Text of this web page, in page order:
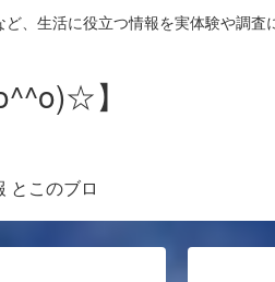
生活に役立つ情報を実体験や調査
】
とこのブロ
いて